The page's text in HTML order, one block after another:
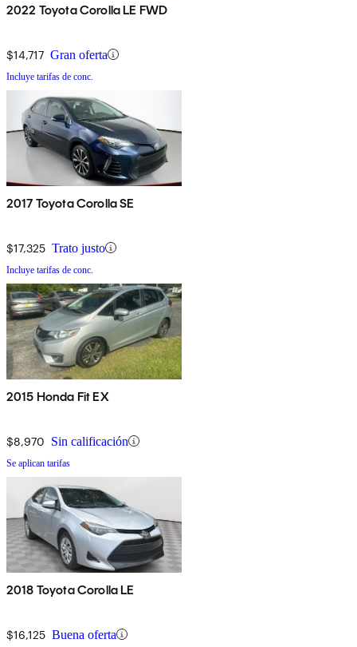
2022 Toyota Corolla LE FWD
$14,717 Gran oferta
Incluye tarifas de conc.
2017 Toyota Corolla SE
$17,325 Trato justo
Incluye tarifas de conc.
2015 Honda Fit EX
$8,970 Sin calificación
Se aplican tarifas
2018 Toyota Corolla LE
$16,125 Buena oferta